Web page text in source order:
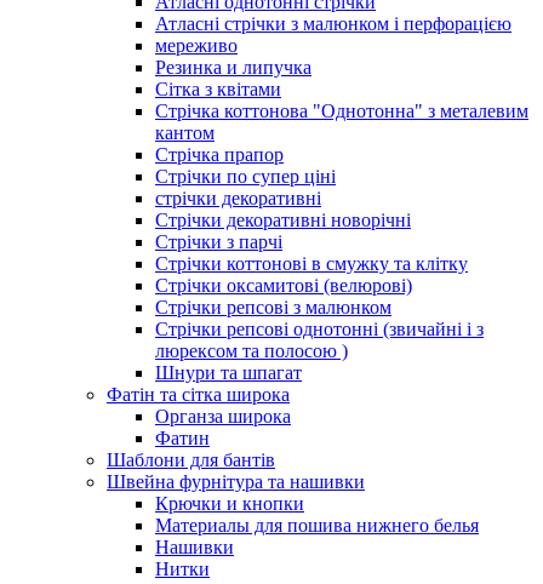
Атласні стрічки з малюнком і перфорацією
мереживо
Резинка и липучка
Сітка з квітами
Стрічка коттонова "Однотонна" з металевим
кантом
Стрічка прапор
Стрічки по супер ціні
стрічки декоративні
Стрічки декоративні новорічні
Стрічки з парчі
Стрічки коттонові в смужку та клітку
Стрічки оксамитові (велюрові)
Стрічки репсові з малюнком
Стрічки репсові однотонні (звичайні і з
люрексом та полосою )
Шнури та шпагат
Фатін та сітка широка
Органза широка
Фатин
Шаблони для бантів
Швейна фурнітура та нашивки
Крючки и кнопки
Материалы для пошива нижнего белья
Нашивки
Нитки